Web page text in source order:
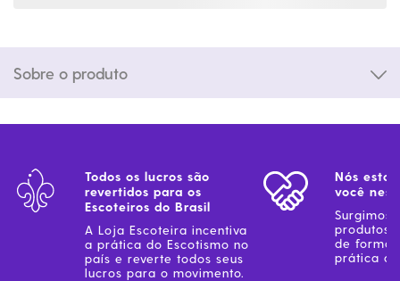
Sobre o produto
Todos os lucros são
revertidos para os
Escoteiros do Brasil
A Loja Escoteira incentiva
a prática do Escotismo no
país e reverte todos seus
lucros para o movimento.
Nós
você
Surgimos
produtos
de forma
prática